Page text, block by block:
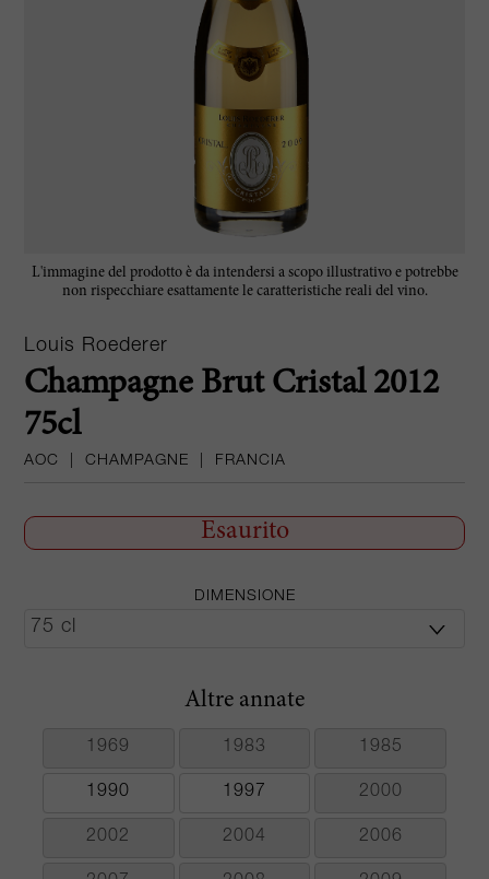
L'immagine del prodotto è da intendersi a scopo illustrativo e potrebbe
non rispecchiare esattamente le caratteristiche reali del vino.
Louis Roederer
Champagne Brut Cristal 2012
75cl
AOC CHAMPAGNE FRANCIA
Esaurito
DIMENSIONE
Altre annate
1969 1983 1985
1990 1997 2000
2002 2004 2006